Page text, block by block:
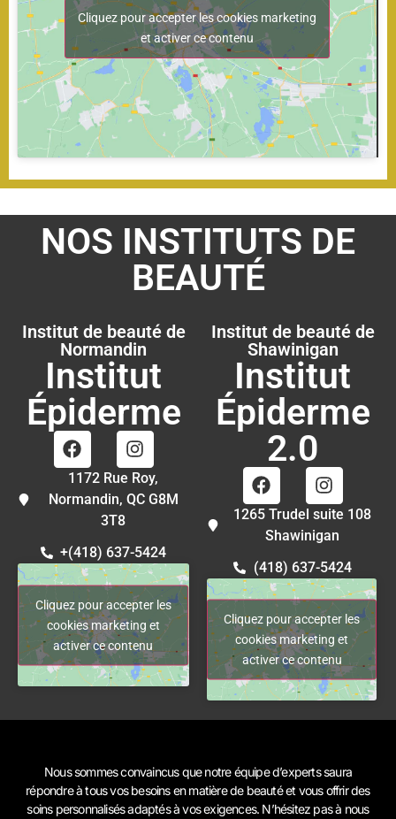
Cliquez pour accepter les cookies marketing
et activer ce contenu
NOS INSTITUTS DE
BEAUTÉ
Institut de beauté de
Normandin
Institut
Épiderme
1172 Rue Roy,
Normandin, QC G8M
3T8
+(418) 637-5424
Cliquez pour accepter les
cookies marketing et
activer ce contenu
Institut de beauté de
Shawinigan
Institut
Épiderme
2.0
1265 Trudel suite 108
Shawinigan
(418) 637-5424
Cliquez pour accepter les
cookies marketing et
activer ce contenu
Nous sommes convaincus que notre équipe d’experts saura
répondre à tous vos besoins en matière de beauté et vous offrir des
soins personnalisés adaptés à vos exigences. N’hésitez pas à nous